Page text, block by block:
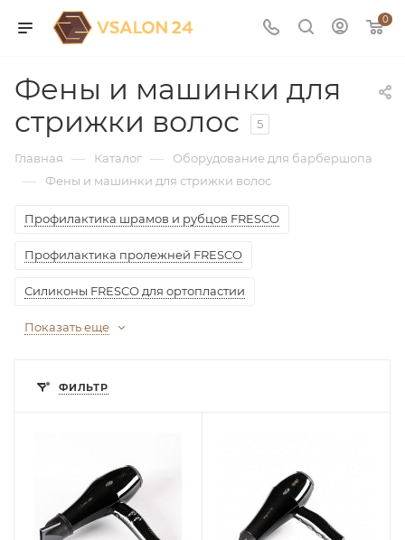
0
Фены и машинки для
стрижки волос
5
Главная — Каталог — Оборудование для барбершопа
— Фены и машинки для стрижки волос
Профилактика шрамов и рубцов FRESCO
Профилактика пролежней FRESCO
Силиконы FRESCO для ортопластии
Показать еще
ФИЛЬТР